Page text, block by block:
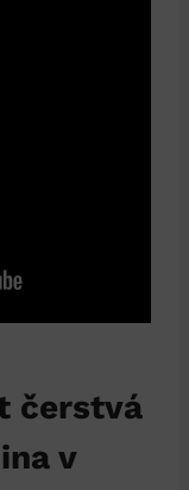
čerstvá
v